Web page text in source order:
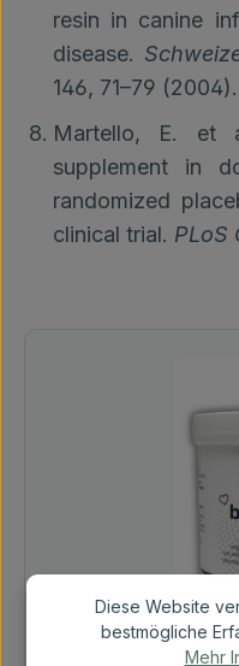
resin in canine
disease.
146, 71–79 (2004).
Martello, E. et
supplement in
randomized
clinical trial. PLoS
Diese Website
bestmögliche
Mehr